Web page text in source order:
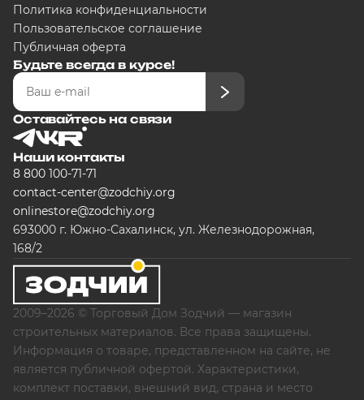
Политика конфиденциальности
Пользовательское соглашение
Публичная оферта
Будьте всегда в курсе!
Оставайтесь на связи
Наши контакты
8 800 100-71-71
contact-center@zodchiy.org
onlinestore@zodchiy.org
693000 г. Южно-Сахалинск, ул. Железнодорожная,
168/2
2009–2026 © Торговый Дом Зодчий — магазин
строительных материалов. Все права защищены.
Информация о товаре, представленном на сайте, не
является публичной офертой. Характеристики,
комплект поставки, внешний вид, страна и место